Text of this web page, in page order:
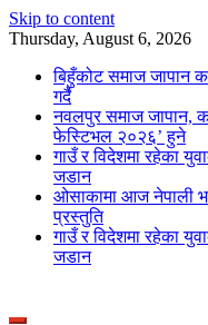
Skip to content
Thursday, August 6, 2026
बिहुँकोट समाज जापान
गर्दै
नवलपुर समाज जापान,
फेस्टिभल २०२६’ हुने
गाउँ र विदेशमा रहेका
जडान
ओसाकामा आज नेपाली
प्रस्तुति
गाउँ र विदेशमा रहेका
जडान